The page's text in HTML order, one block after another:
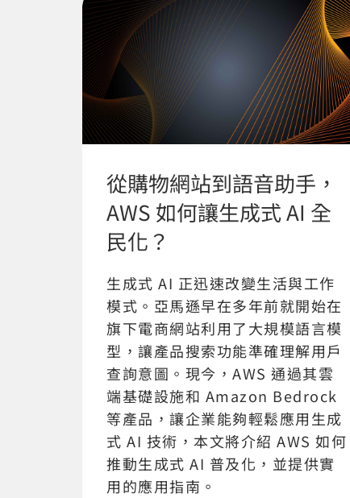
從購物網站到語音助手，
AWS 如何讓生成式 AI 全
民化？
生成式 AI 正迅速改變生活與工作
模式。亞馬遜早在多年前就開始在
旗下電商網站利用了大規模語言模
型，讓產品搜索功能準確理解用戶
查詢意圖。現今，AWS 通過其雲
端基礎設施和 Amazon Bedrock
等產品，讓企業能夠輕鬆應用生成
式 AI 技術，本文將介紹 AWS 如何
推動生成式 AI 普及化，並提供實
用的應用指南。